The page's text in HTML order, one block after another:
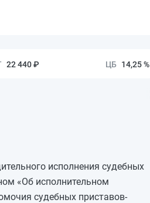
22 440 ₽ 14,25 %
исполнения судебных
«Об исполнительном
судебных приставов-